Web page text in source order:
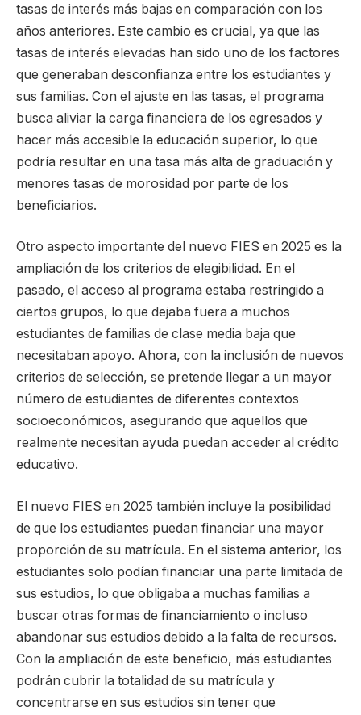
tasas de interés más bajas en comparación con los
años anteriores. Este cambio es crucial, ya que las
tasas de interés elevadas han sido uno de los factores
que generaban desconfianza entre los estudiantes y
sus familias. Con el ajuste en las tasas, el programa
busca aliviar la carga financiera de los egresados y
hacer más accesible la educación superior, lo que
podría resultar en una tasa más alta de graduación y
menores tasas de morosidad por parte de los
beneficiarios.
Otro aspecto importante del nuevo FIES en 2025 es la
ampliación de los criterios de elegibilidad. En el
pasado, el acceso al programa estaba restringido a
ciertos grupos, lo que dejaba fuera a muchos
estudiantes de familias de clase media baja que
necesitaban apoyo. Ahora, con la inclusión de nuevos
criterios de selección, se pretende llegar a un mayor
número de estudiantes de diferentes contextos
socioeconómicos, asegurando que aquellos que
realmente necesitan ayuda puedan acceder al crédito
educativo.
El nuevo FIES en 2025 también incluye la posibilidad
de que los estudiantes puedan financiar una mayor
proporción de su matrícula. En el sistema anterior, los
estudiantes solo podían financiar una parte limitada de
sus estudios, lo que obligaba a muchas familias a
buscar otras formas de financiamiento o incluso
abandonar sus estudios debido a la falta de recursos.
Con la ampliación de este beneficio, más estudiantes
podrán cubrir la totalidad de su matrícula y
concentrarse en sus estudios sin tener que